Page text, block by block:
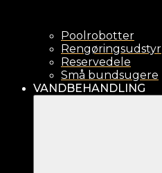
Poolrobotter
Rengøringsudstyr
Reservedele
Små bundsugere
VANDBEHANDLING